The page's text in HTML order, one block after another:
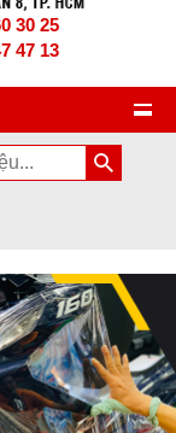
30 25
47 13